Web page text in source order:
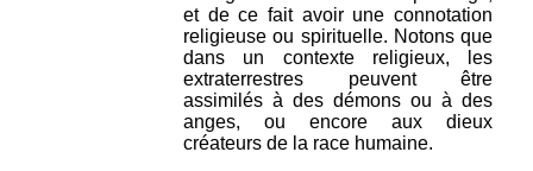
et de ce fait avoir une connotation
religieuse ou spirituelle. Notons que
dans un contexte religieux, les
extraterrestres peuvent être
assimilés à des démons ou à des
anges, ou encore aux dieux
créateurs de la race humaine.